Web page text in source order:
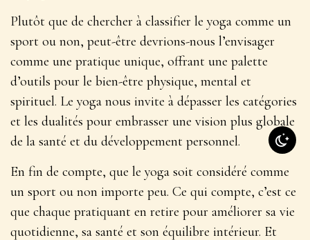
Plutôt que de chercher à classifier le yoga comme un
sport ou non, peut-être devrions-nous l’envisager
comme une pratique unique, offrant une palette
d’outils pour le bien-être physique, mental et
spirituel. Le yoga nous invite à dépasser les catégories
et les dualités pour embrasser une vision plus globale
de la santé et du développement personnel.
En fin de compte, que le yoga soit considéré comme
un sport ou non importe peu. Ce qui compte, c’est ce
que chaque pratiquant en retire pour améliorer sa vie
quotidienne, sa santé et son équilibre intérieur. Et